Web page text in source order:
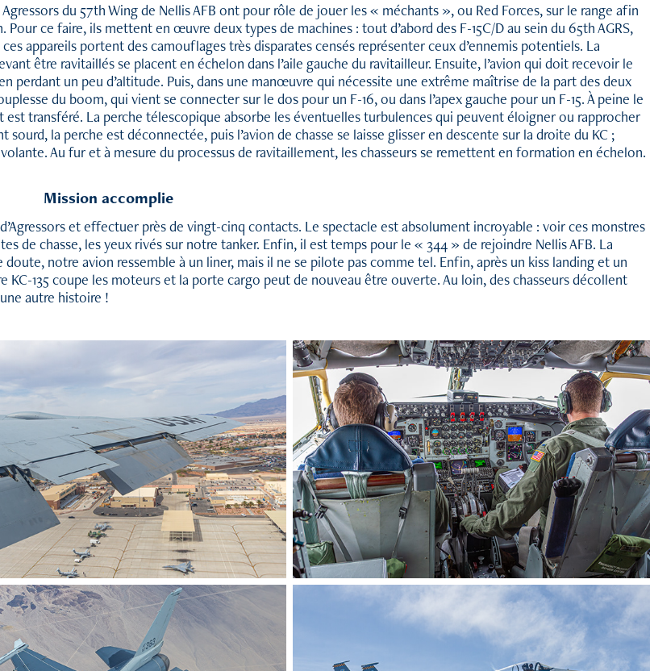
du 57th Wing de Nellis AFB ont pour rôle de jouer les « méchants », ou Red Forces, sur le range afin
ce faire, ils mettent en œuvre deux types de machines : tout d’abord des F-15C/D au sein du 65th AGRS,
appareils portent des camouflages très disparates censés représenter ceux d’ennemis potentiels. La
être ravitaillés se placent en échelon dans l’aile gauche du ravitailleur. Ensuite, l’avion qui doit recevoir le
un peu d’altitude. Puis, dans une manœuvre qui nécessite une extrême maîtrise de la part des deux
du boom, qui vient se connecter sur le dos pour un F-16, ou dans l’apex gauche pour un F-15. À peine le
transféré. La perche télescopique absorbe les éventuelles turbulences qui peuvent éloigner ou rapprocher
la perche est déconnectée, puis l’avion de chasse se laisse glisser en descente sur la droite du KC ;
Au fur et à mesure du processus de ravitaillement, les chasseurs se remettent en formation en échelon.
Mission accomplie
et effectuer près de vingt-cinq contacts. Le spectacle est absolument incroyable : voir ces monstres
de chasse, les yeux rivés sur notre tanker. Enfin, il est temps pour le « 344 » de rejoindre Nellis AFB. La
notre avion ressemble à un liner, mais il ne se pilote pas comme tel. Enfin, après un kiss landing et un
135 coupe les moteurs et la porte cargo peut de nouveau être ouverte. Au loin, des chasseurs décollent
autre histoire !